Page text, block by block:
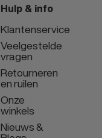
Hulp & info
Klantenservice
Veelgestelde
vragen
Retourneren
en ruilen
Onze
winkels
Nieuws &